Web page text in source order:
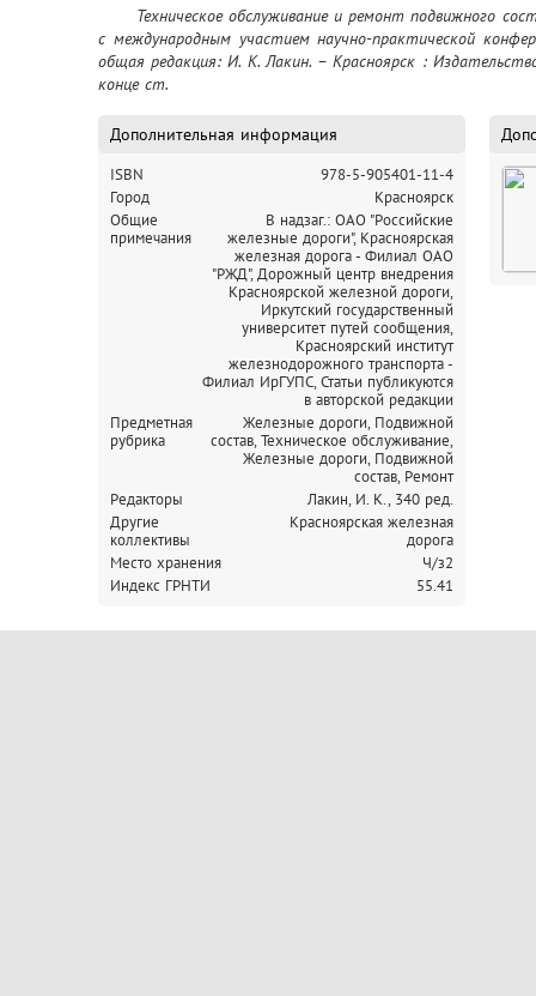
технического обслуживания и ремонта подвижного
и микропроцессорным оборудованием локомотивов.
аспирантам. Не содержит материалов,
тайны. При использовании настоящего материала
зарегистрированными товарными знаками
с международным участием научно-практической
общая редакция: И. К. Лакин. – Красноярск :
конце ст.
Дополнительная информация
ISBN
978-5-905401-11-4
Город
Красноярск
Общие
примечания
В надзаг.: ОАО "Российские
железные дороги", Красноярская
железная дорога - Филиал ОАО
"РЖД", Дорожный центр внедрения
Красноярской железной дороги,
Иркутский государственный
университет путей сообщения,
Красноярский институт
железнодорожного транспорта -
Филиал ИрГУПС, Статьи публикуются
в авторской редакции
Предметная
рубрика
Железные дороги, Подвижной
состав, Техническое обслуживание,
Железные дороги, Подвижной
состав, Ремонт
Редакторы
Лакин, И. К., 340 ред.
Другие
коллективы
Красноярская железная
дорога
Место хранения
Ч/з2
Индекс ГРНТИ
55.41